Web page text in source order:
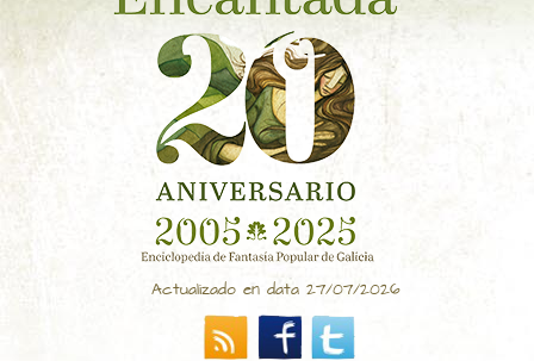
CONTACTO
Actualizado en data 27/07/2026